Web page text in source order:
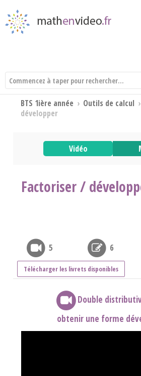
BTS 1ière année › Outils de calcul ›
développer
Vidéo
Factoriser /
5 6
Télécharger les livrets disponibles
Double
obtenir une forme